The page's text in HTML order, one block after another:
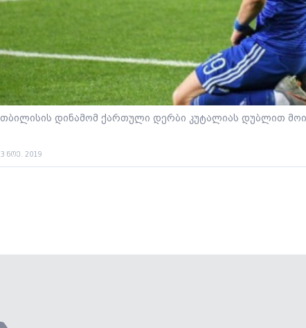
თბილისის დინამომ ქართული დერბი კუტალიას დუბლით
3 ნოე. 2019